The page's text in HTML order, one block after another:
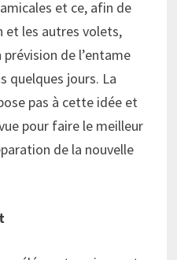
et ce, afin de
et les autres volets,
de l’entame
quelques jours. La
pas à cette idée et
pour faire le meilleur
de la nouvelle